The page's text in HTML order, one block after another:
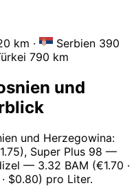
km ·
Serbien 390
790 km
und
und Herzegowina:
Super Plus 98 —
— 3.32 BAM (€1.70 ·
$0.80) pro Liter.